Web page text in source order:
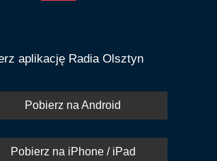
aplikację Radia Olsztyn
Pobierz na Android
Pobierz na iPhone / iPad